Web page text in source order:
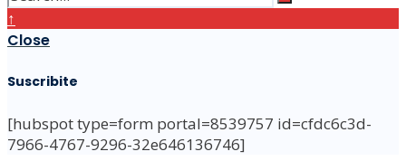
↑
Close
Suscribite
[hubspot type=form portal=8539757 id=cfdc6c3d-
7966-4767-9296-32e646136746]